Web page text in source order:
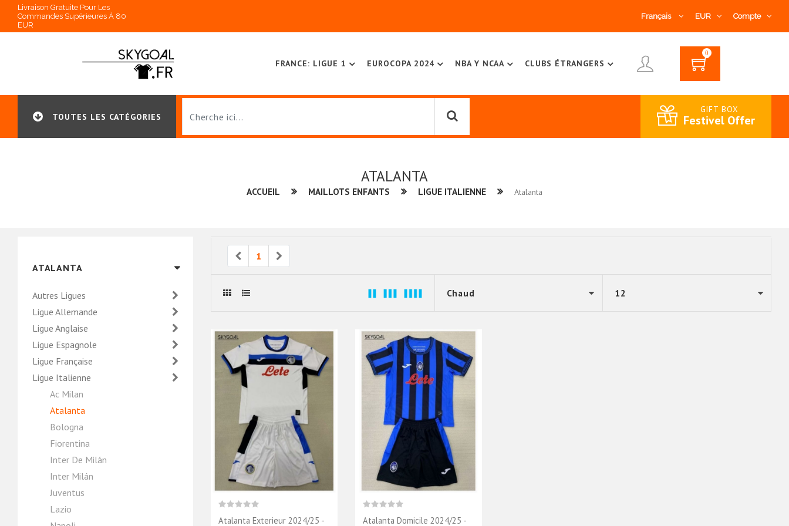
Livraison Gratuite Pour Les
Commandes Supérieures À 80
EUR
Français EUR Compte
FRANCE: LIGUE 1 EUROCOPA 2024 NBA Y NCAA CLUBS ÉTRANGERS
0
TOUTES LES CATÉGORIES
GIFT BOX
Festivel Offer
ATALANTA
ACCUEIL MAILLOTS ENFANTS LIGUE ITALIENNE Atalanta
ATALANTA
Autres Ligues
Ligue Allemande
Ligue Anglaise
Ligue Espagnole
Ligue Française
Ligue Italienne
Ac Milan
Atalanta
Bologna
Fiorentina
Inter De Milán
Inter Milán
Juventus
Lazio
Previous
1 Next
Atalanta Exterieur 2024/25 -
Atalanta Domicile 2024/25 -